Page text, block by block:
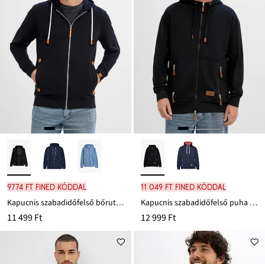
9774 Ft FINED kóddal
Kapucnis szabadidőfelső bőrutánzatból készült részletekkel
11 499 Ft
11 049 Ft FINED kóddal
Kapucnis szabadidőfelső puha pamut keverékből, Loose Fit
12 999 Ft